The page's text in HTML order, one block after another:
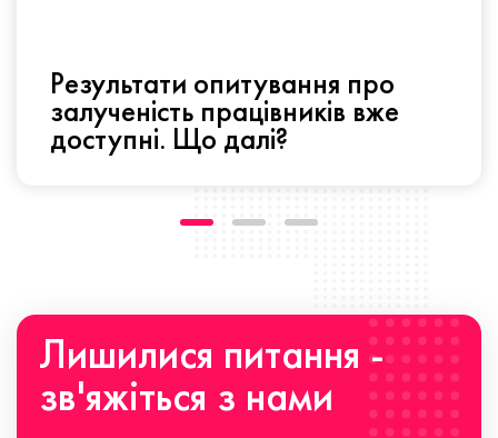
Результати опитування про
залученість працівників вже
доступні. Що далі?
Лишилися питання -
зв'яжіться з нами